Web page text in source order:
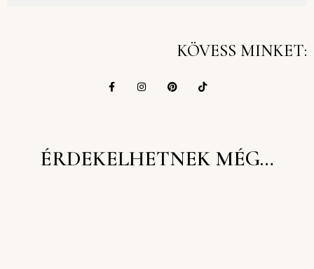
KÖVESS MINKET:
ÉRDEKELHETNEK MÉG…